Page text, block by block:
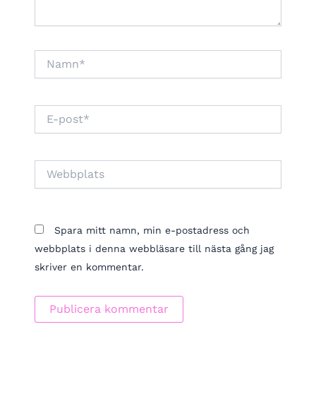
post*
Spara mitt namn, min e-postadress och
webbplats i denna webbläsare till nästa gång jag
skriver en kommentar.